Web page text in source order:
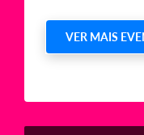
VER MAIS